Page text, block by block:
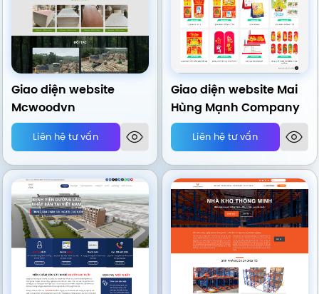
Giao diện website
Mcwoodvn
Liên hệ tư vấn
Giao diện website Mai
Hùng Mạnh Company
Liên hệ tư vấn